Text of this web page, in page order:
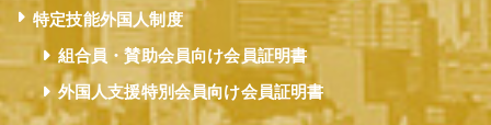
特定技能外国人制度
組合員・賛助会員向け会員証明書
外国人支援特別会員向け会員証明書